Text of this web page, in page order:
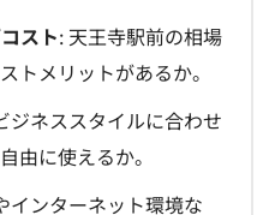
スト: 天王寺駅前の相場
トメリットがあるか。
ジネススタイルに合わせ
由に使えるか。
インターネット環境な